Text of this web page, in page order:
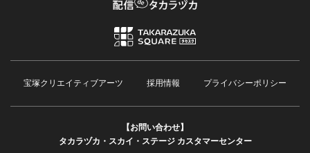
宝塚クリエイティブアーツ 採用情報 プライバシーポリシー
【お問い合わせ】
タカラヅカ・スカイ・ステージ カスタマーセンター